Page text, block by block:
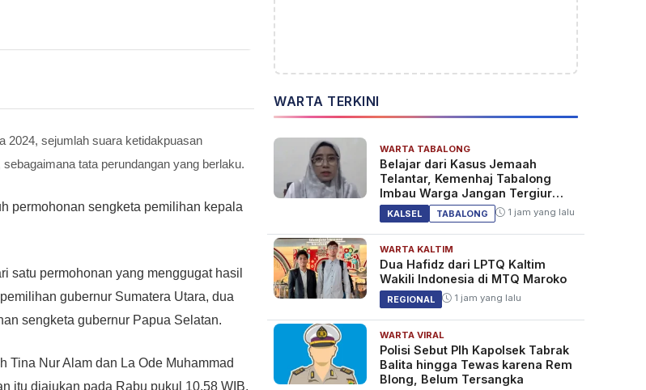
2024, sejumlah suara ketidakpuasan
tata perundangan yang berlaku.
permohonan sengketa pemilihan kepala
satu permohonan yang menggugat hasil
gubernur Sumatera Utara, dua
sengketa gubernur Papua Selatan.
Tina Nur Alam dan La Ode Muhammad
itu diajukan pada Rabu pukul 10.58 WIB.
WARTA TERKINI
WARTA TABALONG
Belajar dari Kasus Jemaah
Telantar, Kemenhaj Tabalong
Imbau Warga Jangan Tergiur
Umrah Murah
KALSEL TABALONG 1 jam yang lalu
WARTA KALTIM
Dua Hafidz dari LPTQ Kaltim
Wakili Indonesia di MTQ Maroko
REGIONAL 1 jam yang lalu
WARTA VIRAL
Polisi Sebut Plh Kapolsek Tabrak
Balita hingga Tewas karena Rem
Blong, Belum Tersangka